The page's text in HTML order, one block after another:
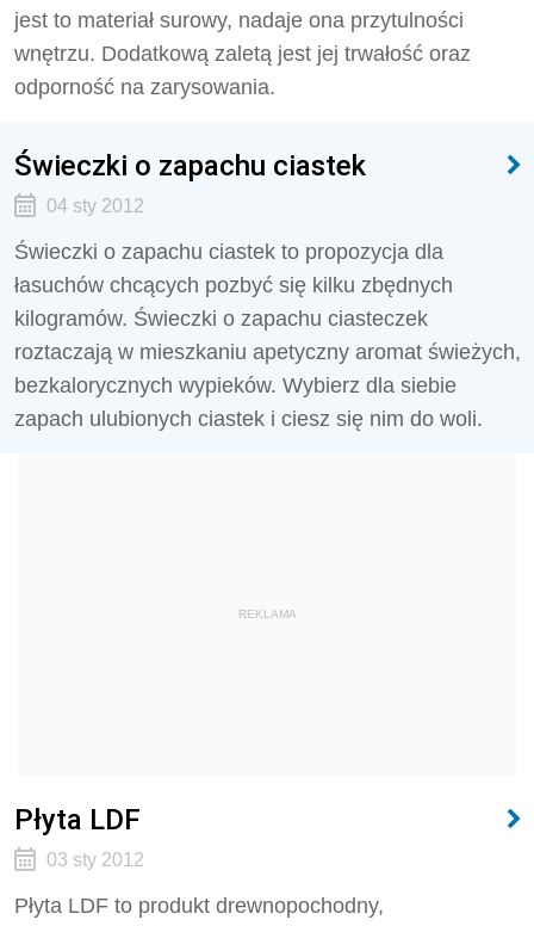
jest to materiał surowy, nadaje ona przytulności
wnętrzu. Dodatkową zaletą jest jej trwałość oraz
odporność na zarysowania.
Świeczki o zapachu ciastek
04 sty 2012
Świeczki o zapachu ciastek to propozycja dla
łasuchów chcących pozbyć się kilku zbędnych
kilogramów. Świeczki o zapachu ciasteczek
roztaczają w mieszkaniu apetyczny aromat świeżych,
bezkalorycznych wypieków. Wybierz dla siebie
zapach ulubionych ciastek i ciesz się nim do woli.
REKLAMA
Płyta LDF
03 sty 2012
Płyta LDF to produkt drewnopochodny,